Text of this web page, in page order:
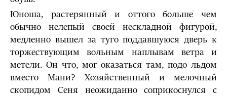
Юноша, растерянный и оттого больше чем
обычно нелепый своей нескладной фигурой,
медленно вышел за туго поддавшуюся дверь к
торжествующим вольным наплывам ветра и
метели. Он что, мог оказаться там, подо льдом
вместо Мани? Хозяйственный и мелочный
скопидом Сеня неожиданно соприкоснулся с